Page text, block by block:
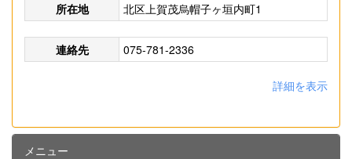
所在地 北区上賀茂烏帽子ヶ垣内町1
連絡先 075-781-2336
詳細を表示
メニュー